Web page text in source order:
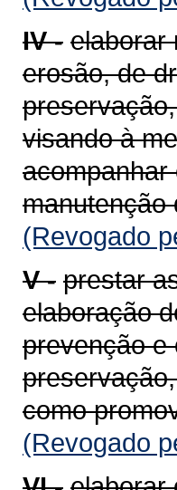
IV - elaborar
erosão, de
visando à
acompanhar
manutenção
(Revogado
V - prestar
elaboração
prevenção e
como
(Revogado